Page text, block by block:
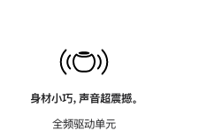
身材小巧，声音超震撼。
全频驱动单元